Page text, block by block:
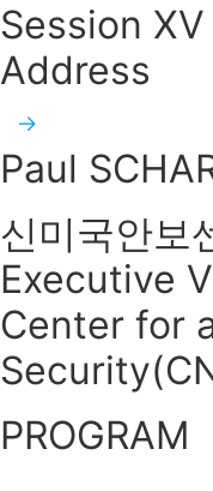
Session XV
Address
Paul
신미국안보
Executive
Center for
PROGRAM